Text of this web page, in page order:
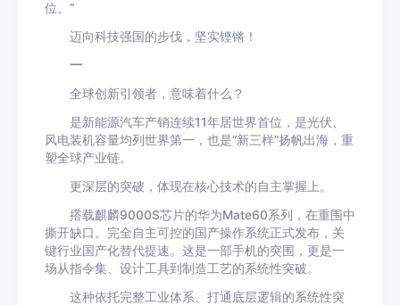
位。”
迈向科技强国的步伐，坚实铿锵！
一
全球创新引领者，意味着什么？
是新能源汽车产销连续11年居世界首位，是光伏、
风电装机容量均列世界第一，也是“新三样”扬帆出海，重
塑全球产业链。
更深层的突破，体现在核心技术的自主掌握上。
搭载麒麟9000S芯片的华为Mate60系列，在重围中
撕开缺口。完全自主可控的国产操作系统正式发布，关
键行业国产化替代提速。这是一部手机的突围，更是一
场从指令集、设计工具到制造工艺的系统性突破。
这种依托完整工业体系、打通底层逻辑的系统性突